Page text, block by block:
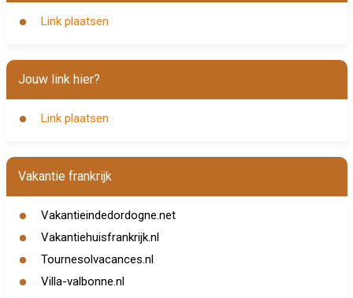
Link plaatsen
Jouw link hier?
Link plaatsen
Vakantie frankrijk
Vakantieindedordogne.net
Vakantiehuisfrankrijk.nl
Tournesolvacances.nl
Villa-valbonne.nl